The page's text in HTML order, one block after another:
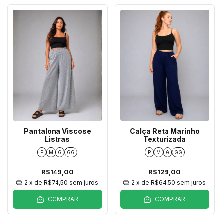
Pantalona Viscose
Listras
P M G GG
R$149,00
2 x deR$74,50 sem juros
COMPRAR
Calça Reta Marinho
Texturizada
P M G GG
R$129,00
2 x deR$64,50 sem juros
COMPRAR